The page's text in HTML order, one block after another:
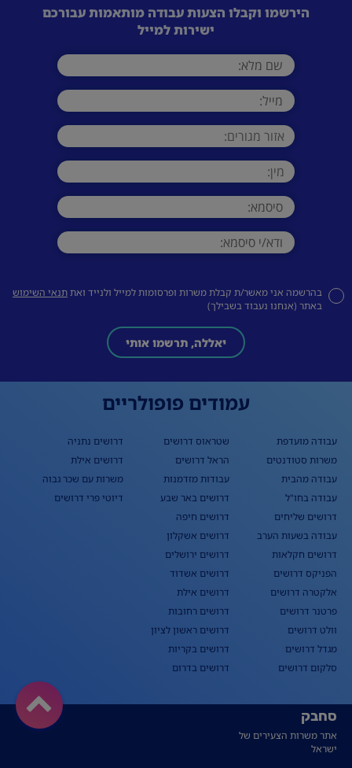
הירשמו וקבלו הצעות עבודה מותאמות עבורכם
ישירות למייל
בהרשמה אני מאשר/ת קבלת משרות ופרסומות למייל ולנייד ואתתנאי השימוש
באתר (אנחנו נעבוד בשבילך)
יאללה, תרשמו אותי
עמודים פופולריים
עבודה מועדפת
משרות סטודנטים
עבודה מהבית
עבודה בחו"ל
דרושים שליחים
עבודה בשעות הערב
דרושים חקלאות
הפניקס דרושים
אלקטרה דרושים
פרטנר דרושים
וולט דרושים
מגדל דרושים
סלקום דרושים
שטראוס דרושים
הראל דרושים
עבודות מזדמנות
דרושים באר שבע
דרושים חיפה
דרושים אשקלון
דרושים ירושלים
דרושים אשדוד
דרושים אילת
דרושים רחובות
דרושים ראשון לציון
דרושים בקריות
דרושים בדרום
דרושים נתניה
דרושים אילת
משרות עם שכר גבוה
דיוטי פרי דרושים
סחבק
אתר משרות הצעירים של
ישראל